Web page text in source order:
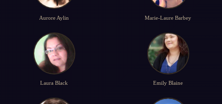
Aurore Aylin Marie-Laure Barbey
Laura Black Emily Blaine